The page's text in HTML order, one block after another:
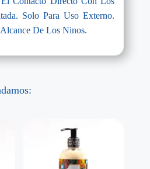
Solo Para Uso Externo.
De Los Ninos.